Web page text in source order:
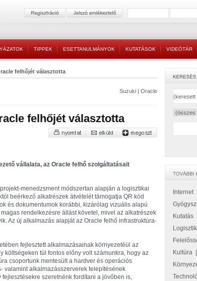
TIPPEK ESETTANULMÁNYOK KUTATÁSOK VIDEÓTÁR
felhőjét választotta
Suzuki | Oracle
felhőjét választotta
vállalata, az Oracle felhő szolgáltatásait
menedzsment módszertan alapján a logisztikai
beérkező alkatrészek átvételét támogatja QR kód
és dokumentumok korábbi, kizárólag vizuális alapú
rendelkezésre állást követel, mivel az alkatrészek
Az új alkalmazás alapját az Oracle felhő infrastruktúra-
fejlesztett alkalmazásainak környezetéül az
költségeken túl fontos előny volt számunkra, hogy az
csoportunk mentesült a hardver és operációs
valamint alkalmazásszerverek telepítésének
szeretnénk fordítani a jövőben is,
Internet|
Kutatás
Kultúra